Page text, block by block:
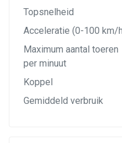
Topsnelheid
Acceleratie (0-100 km/
Maximum aantal toeren
per minuut
Koppel
Gemiddeld verbruik